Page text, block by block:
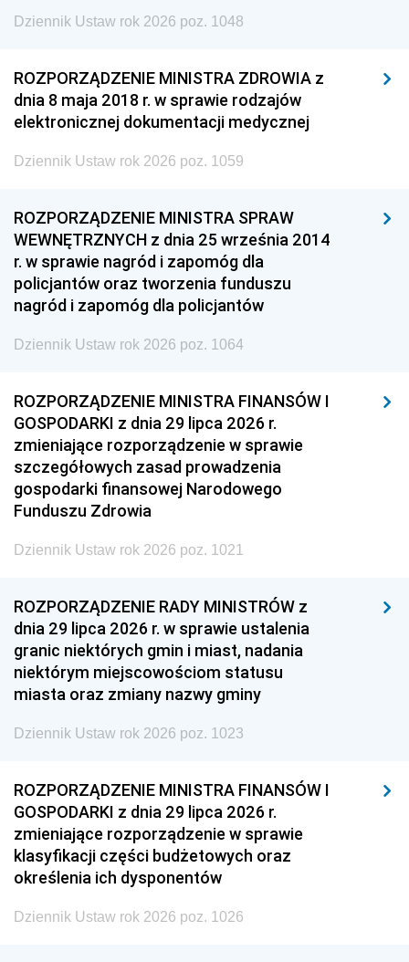
Dziennik Ustaw rok 2026 poz. 1048
ROZPORZĄDZENIE MINISTRA ZDROWIA z
dnia 8 maja 2018 r. w sprawie rodzajów
elektronicznej dokumentacji medycznej
Dziennik Ustaw rok 2026 poz. 1059
ROZPORZĄDZENIE MINISTRA SPRAW
WEWNĘTRZNYCH z dnia 25 września 2014
r. w sprawie nagród i zapomóg dla
policjantów oraz tworzenia funduszu
nagród i zapomóg dla policjantów
Dziennik Ustaw rok 2026 poz. 1064
ROZPORZĄDZENIE MINISTRA FINANSÓW I
GOSPODARKI z dnia 29 lipca 2026 r.
zmieniające rozporządzenie w sprawie
szczegółowych zasad prowadzenia
gospodarki finansowej Narodowego
Funduszu Zdrowia
Dziennik Ustaw rok 2026 poz. 1021
ROZPORZĄDZENIE RADY MINISTRÓW z
dnia 29 lipca 2026 r. w sprawie ustalenia
granic niektórych gmin i miast, nadania
niektórym miejscowościom statusu
miasta oraz zmiany nazwy gminy
Dziennik Ustaw rok 2026 poz. 1023
ROZPORZĄDZENIE MINISTRA FINANSÓW I
GOSPODARKI z dnia 29 lipca 2026 r.
zmieniające rozporządzenie w sprawie
klasyfikacji części budżetowych oraz
określenia ich dysponentów
Dziennik Ustaw rok 2026 poz. 1026